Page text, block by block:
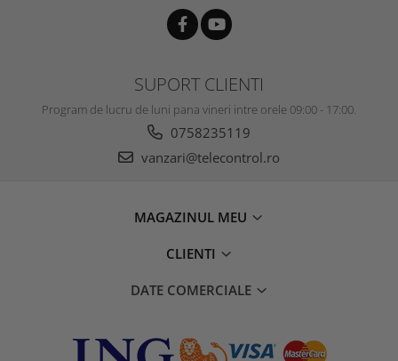
SUPORT CLIENTI
Program de lucru de luni pana vineri intre orele 09:00 - 17:00.
0758235119
vanzari@telecontrol.ro
MAGAZINUL MEU
CLIENTI
DATE COMERCIALE